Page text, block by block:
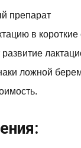
препарат
в короткие
ложной